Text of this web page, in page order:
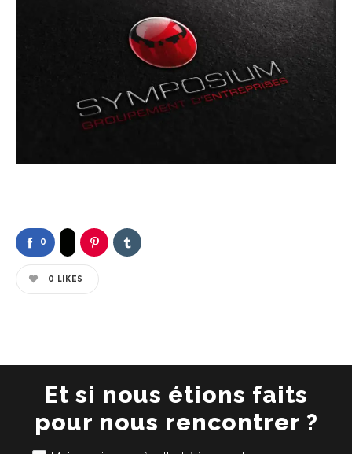
0
0 LIKES
Et si nous étions faits
pour nous rencontrer ?